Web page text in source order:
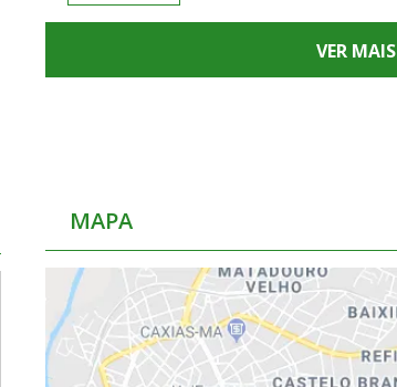
VER MAIS
MAPA